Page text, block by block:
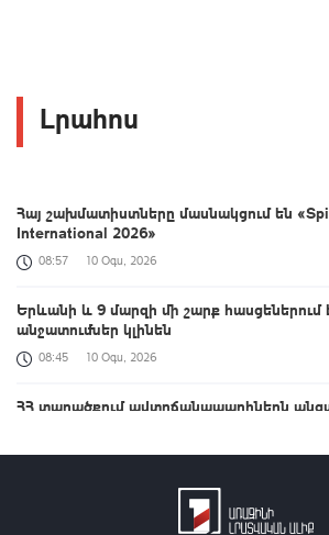
Լրահոս
Հայ շախմատիստները մասնակցում են
International 2026»
08:57 10 Օգս, 2026
Երևանի և 9 մարզի մի շարք հասցեներում
անջատումներ կլինեն
08:45 10 Օգս, 2026
ՀՀ տարածքում ավտոճանապարհներն
Հարցազրույց Վիկտորիա Խուրշուդյանի հետ